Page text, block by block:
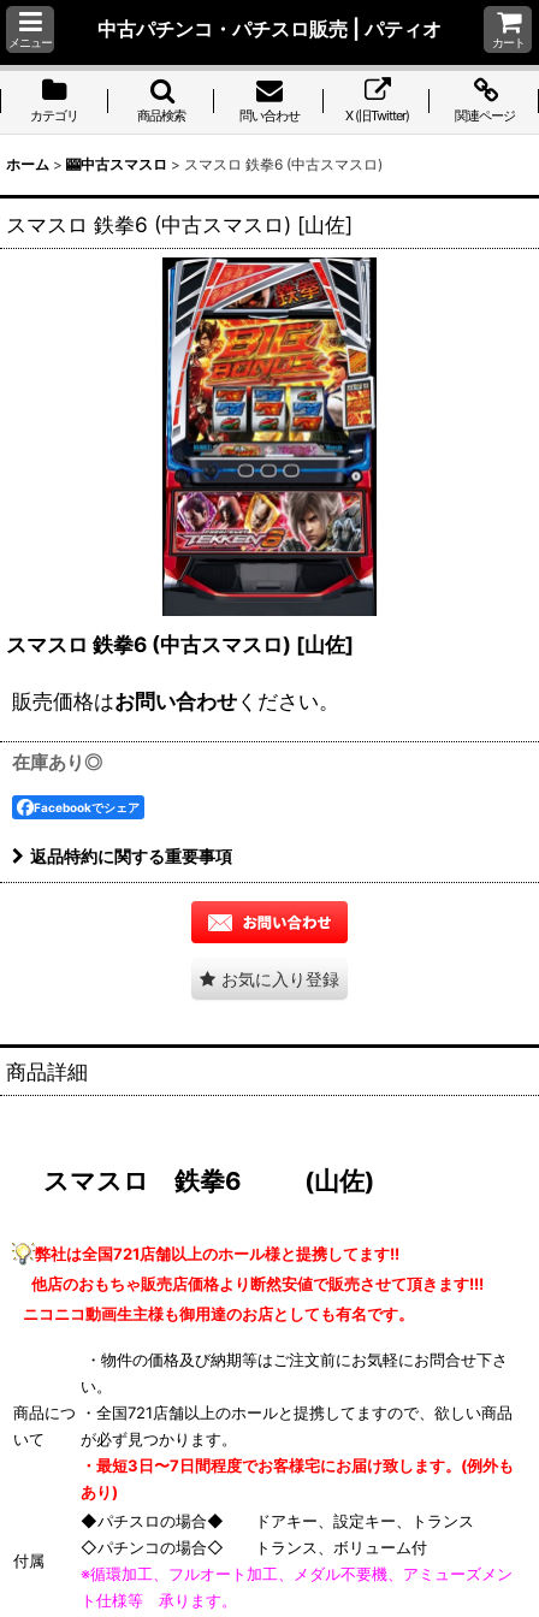
メニュー
中古パチンコ・パチスロ販売 | パティオ
カート
カテゴリ 商品検索 問い合わせ X (旧Twitter) 関連ページ
ホーム > 🎰中古スマスロ > スマスロ 鉄拳6 (中古スマスロ)
スマスロ 鉄拳6 (中古スマスロ) [山佐]
スマスロ 鉄拳6 (中古スマスロ) [山佐]
販売価格はお問い合わせください。
在庫あり◎
Facebookでシェア
返品特約に関する重要事項
お気に入り登録
商品詳細
スマスロ 鉄拳6 (山佐)
弊社は全国721店舗以上のホール様と提携してます!!
他店のおもちゃ販売店価格より断然安値で販売させて頂きます!!!
ニコニコ動画生主様も御用達のお店としても有名です。
商品につ
いて
・物件の価格及び納期等はご注文前にお気軽にお問合せ下さ
い。
・全国721店舗以上のホールと提携してますので、欲しい商品
が必ず見つかります。
・最短3日〜7日間程度でお客様宅にお届け致します。(例外も
あり)
付属
◆パチスロの場合◆ ドアキー、設定キー、トランス
◇パチンコの場合◇ トランス、ボリューム付
※循環加工、フルオート加工、メダル不要機、アミューズメン
ト仕様等 承ります。